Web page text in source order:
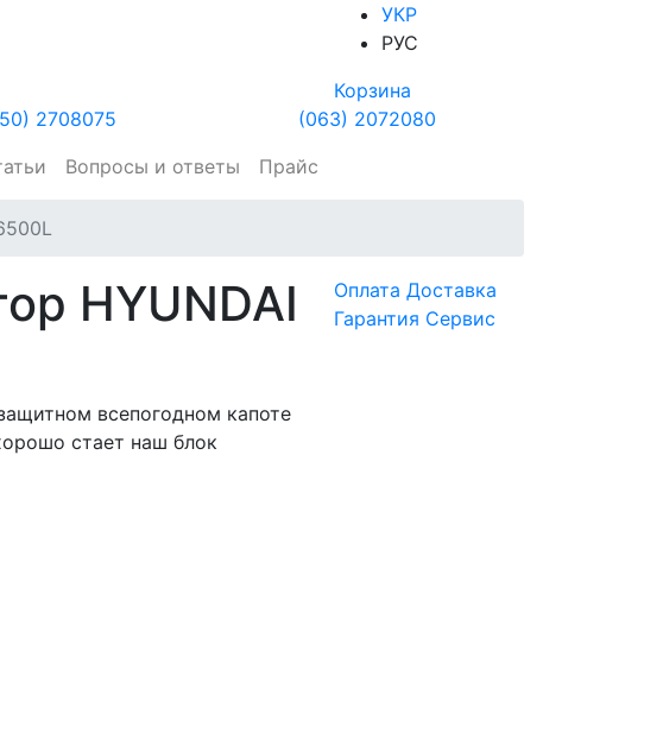
УКР
РУС
Корзина
2708075
(063) 2072080
Вопросы и ответы Прайс
HYUNDAI
всепогодном капоте
стает наш блок
Оплата Доставка
Гарантия Сервис